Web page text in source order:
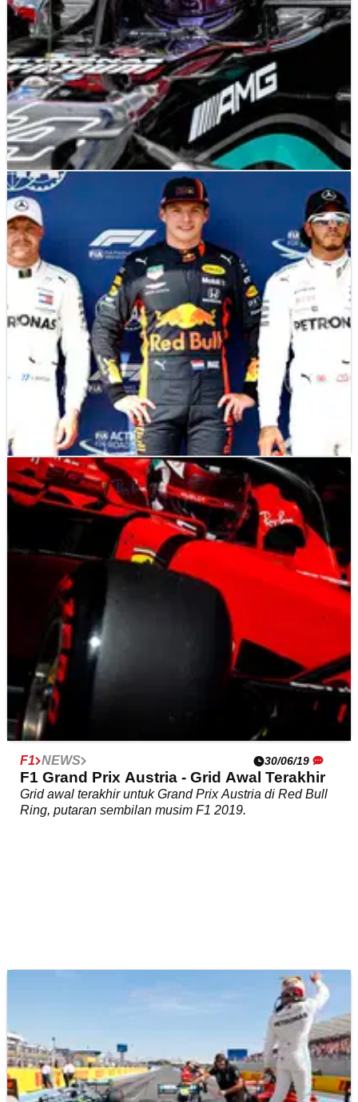
F1 RESULTS 18/04/21
F1 GP Emilia Romagna: Starting Grid
Lengkap di Sirkuit Imola
Starting Grid penuh untuk balapan F1 GP Emilia
Romagna di Imola, putaran kedua musim kejuaraan
dunia Formula 1 musim 2021.
F1 NEWS 04/08/19
Formula 1 Grand Prix Hongaria - Grid Awal
Grid awal penuh untuk Grand Prix Hungaria F1 2019 di
Hungaroring.
F1 NEWS 30/06/19
F1 Grand Prix Austria - Grid Awal Terakhir
Grid awal terakhir untuk Grand Prix Austria di Red Bull
Ring, putaran sembilan musim F1 2019.